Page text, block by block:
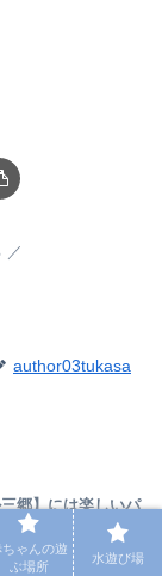
author03tukasa
郷】には楽しいパ
る蒸気機関車の乗
ャがいっぱい！
ャッスル』に遊びに行っ
ちゃんの遊
ぶ場所
水遊び場